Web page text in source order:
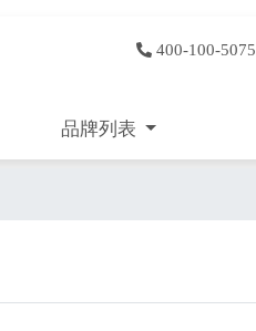
400-100-5075
品牌列表